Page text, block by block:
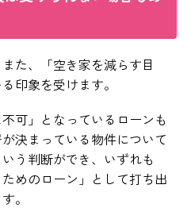
た、「空き家を減らす目
印象を受けます。
可」となっているローンも
決まっている物件について
う判断ができ、いずれも
めのローン」として打ち出
。